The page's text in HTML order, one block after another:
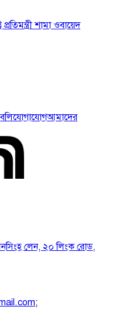
শামা ওবায়েদ
যোগাযোগআমাদের
লেন, ২০ লিংক রোড,
;